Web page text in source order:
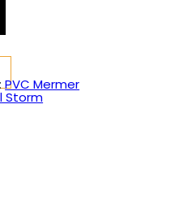
PVC Mermer
Storm